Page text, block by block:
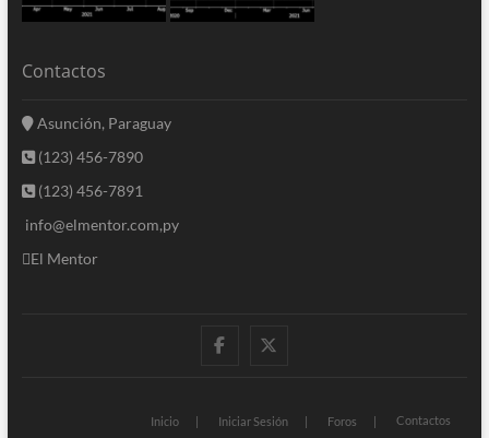
Contactos
Asunción, Paraguay
(123) 456-7890
(123) 456-7891
info@elmentor.com,py
El Mentor
facebook
Inicio Iniciar Sesión Foros Contactos